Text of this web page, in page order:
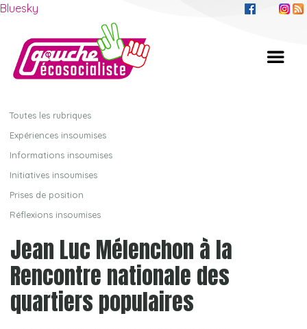
Bluesky
Toutes les rubriques
Expériences insoumises
Informations insoumises
Initiatives insoumises
Prises de position
Réflexions insoumises
Jean Luc Mélenchon à la
Rencontre nationale des
quartiers populaires